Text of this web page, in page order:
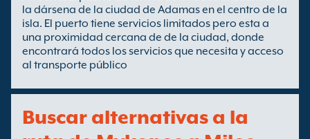
la dársena de la ciudad de Adamas en el centro de la
isla. El puerto tiene servicios limitados pero esta a
una proximidad cercana de de la ciudad, donde
encontrará todos los servicios que necesita y acceso
al transporte público
Buscar alternativas a la